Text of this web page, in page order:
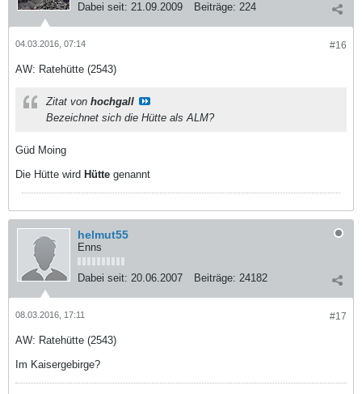
Dabei seit: 21.09.2009 Beiträge: 224
#16
04.03.2016, 07:14
AW: Ratehütte (2543)
Zitat von hochgall
Bezeichnet sich die Hütte als ALM?
Güd Moing
Die Hütte wird Hütte genannt
helmut55
Enns
Dabei seit: 20.06.2007 Beiträge: 24182
#17
08.03.2016, 17:11
AW: Ratehütte (2543)
Im Kaisergebirge?